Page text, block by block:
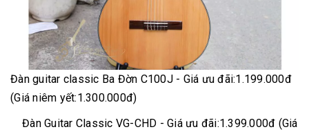
Đàn guitar classic Ba Đờn C100J - Giá ưu đãi:1.199.000đ
(Giá niêm yết:1.300.000đ)
Đàn Guitar Classic VG-CHD - Giá ưu đãi:1.399.000đ (Giá